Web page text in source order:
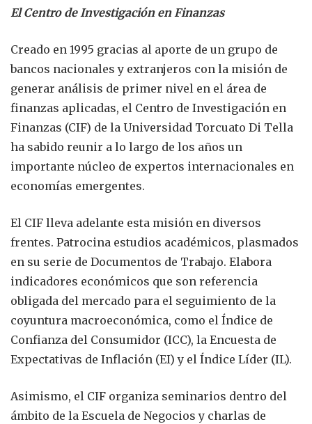
El Centro de Investigación en Finanzas
Creado en 1995 gracias al aporte de un grupo de
bancos nacionales y extranjeros con la misión de
generar análisis de primer nivel en el área de
finanzas aplicadas, el Centro de Investigación en
Finanzas (CIF) de la Universidad Torcuato Di Tella
ha sabido reunir a lo largo de los años un
importante núcleo de expertos internacionales en
economías emergentes.
El CIF lleva adelante esta misión en diversos
frentes. Patrocina estudios académicos, plasmados
en su serie de Documentos de Trabajo. Elabora
indicadores económicos que son referencia
obligada del mercado para el seguimiento de la
coyuntura macroeconómica, como el Índice de
Confianza del Consumidor (ICC), la Encuesta de
Expectativas de Inflación (EI) y el Índice Líder (IL).
Asimismo, el CIF organiza seminarios dentro del
ámbito de la Escuela de Negocios y charlas de